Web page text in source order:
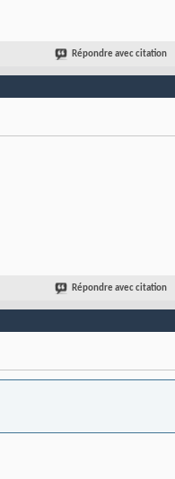
Répondre avec citation
Répondre avec citation